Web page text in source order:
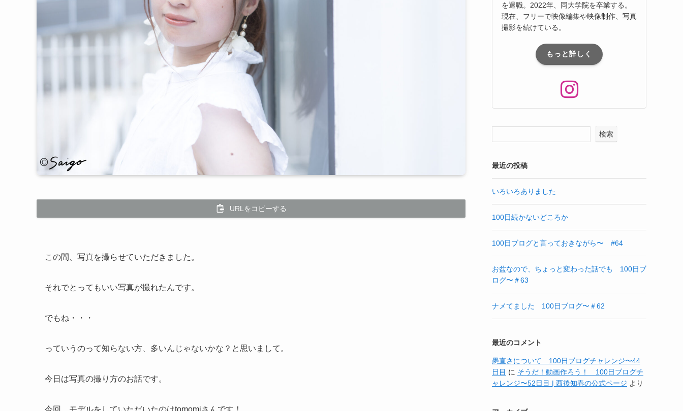
URLをコピーする
この間、写真を撮らせていただきました。
それでとってもいい写真が撮れたんです。
でもね・・・
っていうのって知らない方、多いんじゃないかな？と思いまして。
今日は写真の撮り方のお話です。
今回、モデルをしていただいたのはtomomiさんです！
を退職。2022年、同⼤学院を卒業する。
現在、フリーで映像編集や映像制作、写真
撮影を続けている。
もっと詳しく
検索
最近の投稿
いろいろありました
100日続かないどころか
100日ブログと言っておきながら〜 #64
お盆なので、ちょっと変わった話でも 100日ブ
ログ〜＃63
ナメてました 100日ブログ〜＃62
最近のコメント
愚直さについて 100日ブログチャレンジ〜44
日目 に そうだ！動画作ろう！ 100日ブログチ
ャレンジ〜52日目 | 西後知春の公式ページ より